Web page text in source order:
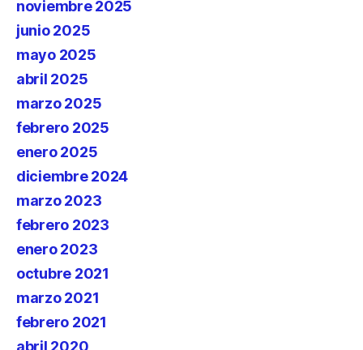
noviembre 2025
junio 2025
mayo 2025
abril 2025
marzo 2025
febrero 2025
enero 2025
diciembre 2024
marzo 2023
febrero 2023
enero 2023
octubre 2021
marzo 2021
febrero 2021
abril 2020